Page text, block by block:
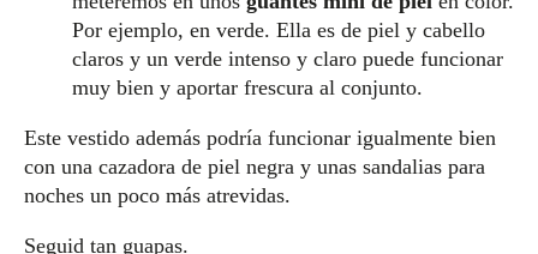
Por ejemplo, en verde. Ella es de piel y cabello
claros y un verde intenso y claro puede funcionar
muy bien y aportar frescura al conjunto.
Este vestido además podría funcionar igualmente bien
con una cazadora de piel negra y unas sandalias para
noches un poco más atrevidas.
Seguid tan guapas.